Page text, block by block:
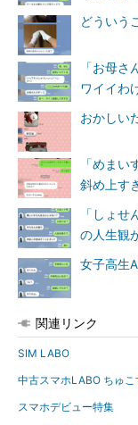
どういう
「お母
ワイイわ
おかしい
「めま
斜め上す
「しょ
の人生観
女子高生
関連リンク
SIM LABO
中古スマホLABO ちゅこ
スマホデビュー特集